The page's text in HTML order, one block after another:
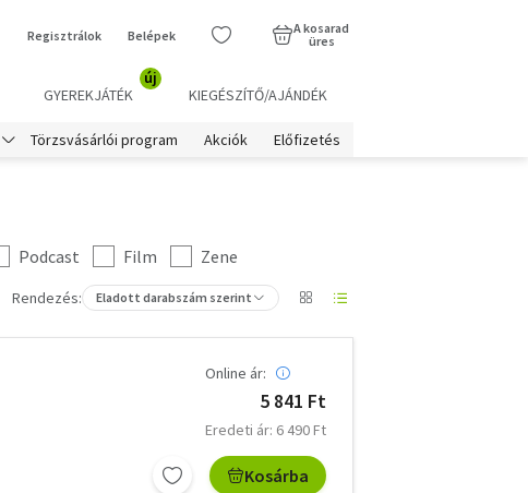
Regisztrálok Belépek
A kosarad
üres
GYEREKJÁTÉK
új
KIEGÉSZÍTŐ/AJÁNDÉK
Törzsvásárlói program Akciók Előfizetés
Podcast Film
Zene
Rendezés: Eladott darabszám szerint
Online ár:
5 841 Ft
Eredeti ár: 6 490 Ft
Kosárba